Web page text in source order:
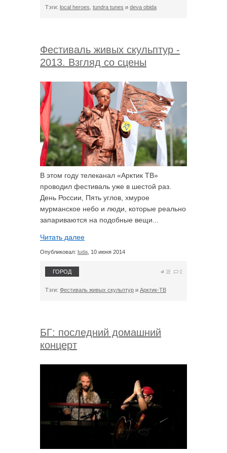
Тэги: local heroes tundra tunes и deva obida
Фестиваль живых скульптур -
2013. Взгляд со сцены
В этом году телеканал «Арктик ТВ»
проводил фестиваль уже в шестой раз.
День России, Пять углов, хмурое
мурманское небо и люди, которые реально
запариваются на подобные вещи...
Читать далее
Опубликовал: luda , 10 июня 2014
59 0
ГОРОД
Тэги: Фестиваль живых скульптур и Арктик-ТВ
БГ: последний домашний
концерт